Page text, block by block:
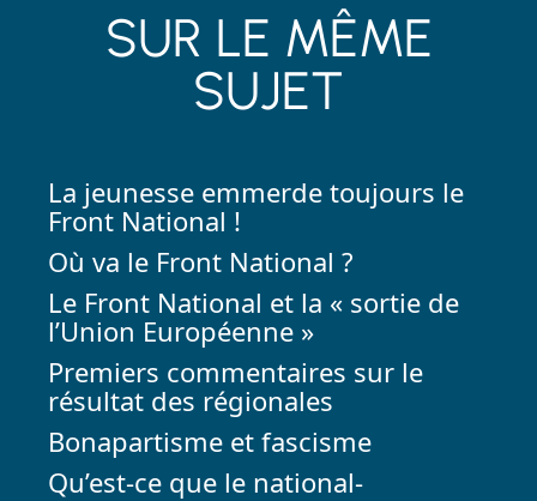
SUR LE MÊME
SUJET
La jeunesse emmerde toujours le
Front National !
Où va le Front National ?
Le Front National et la « sortie de
l’Union Européenne »
Premiers commentaires sur le
résultat des régionales
Bonapartisme et fascisme
Qu’est-ce que le national-